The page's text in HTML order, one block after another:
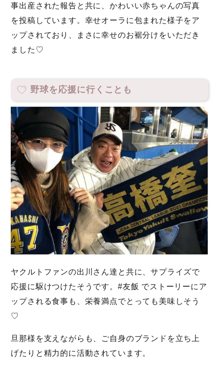
事出産された報告と共に、かわいい赤ちゃんの写真
を投稿しています。幸せオーラに包まれた様子をア
ップされており、まさに幸せのお裾分けをいただき
ました♡
野球を応援に行くことも
ヤクルトファンの出川さん達と共に、サプライズで
応援に駆けつけたそうです。#友飯 でストーリーにア
ップされる食事も、栄養満点でとっても美味しそう
♡
旦那様を支えながらも、ご自身のブランドを立ち上
げたりと精力的に活動されています。